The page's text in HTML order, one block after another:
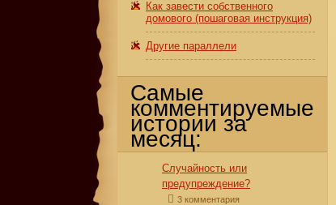
Как завести собственного
домового (пошаговая инструкция)
Другие параллели
Самые
комментируемые
истории за
месяц:
Случайность или
предупреждение?
3 комментария